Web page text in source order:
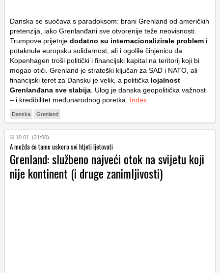
Danska se suočava s paradoksom: brani Grenland od američkih
pretenzija, iako Grenlanđani sve otvorenije teže neovisnosti.
Trumpove prijetnje dodatno su internacionalizirale problem i
potaknule europsku solidarnost, ali i ogolile činjenicu da
Kopenhagen troši politički i financijski kapital na teritorij koji bi
mogao otići. Grenland je strateški ključan za SAD i NATO, ali
financijski teret za Dansku je velik, a politička lojalnost
Grenlanđana sve slabija. Ulog je danska geopolitička važnost
– i kredibilitet međunarodnog poretka. Index
Danska Grenland
10.01. (21:00)
A možda će tamo uskoro svi htjeti ljetovati
Grenland: službeno najveći otok na svijetu koji
nije kontinent (i druge zanimljivosti)